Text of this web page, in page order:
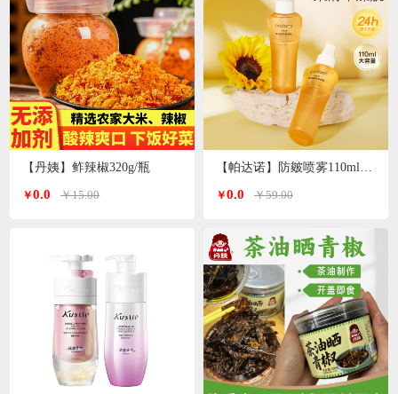
【丹姨】鲊辣椒320g/瓶
￥0.0 ￥15.00 ￥0.0 ￥59.00